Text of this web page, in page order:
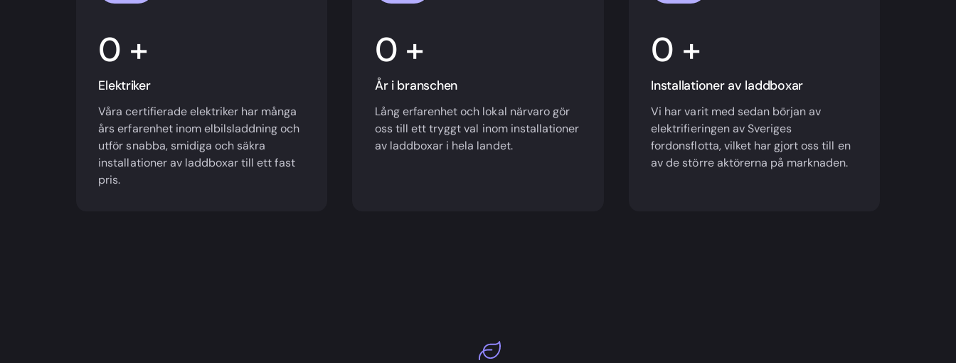
+
Elektriker
Våra certifierade elektriker har många
års erfarenhet inom elbilsladdning och
utför snabba, smidiga och säkra
installationer av laddboxar till ett fast
pris.
+
År i branschen
Lång erfarenhet och lokal närvaro gör
oss till ett tryggt val inom installationer
av laddboxar i hela landet.
+
Installationer av laddboxar
Vi har varit med sedan början av
elektrifieringen av Sveriges
fordonsflotta, vilket har gjort oss till en
av de större aktörerna på marknaden.